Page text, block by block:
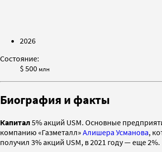
2026
Состояние:
$ 500 млн
Биография и факты
Капитал5% акций USM. Основные
компанию «Газметалл» Алишера Усманова,
получил 3% акций USM, в 2021 году — еще 2%.